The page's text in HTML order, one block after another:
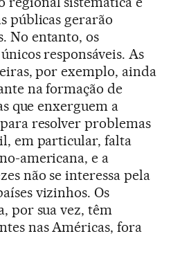
públicas gerarão
No entanto, os
responsáveis. As
por exemplo, ainda
na formação de
que enxerguem a
resolver problemas
em particular, falta
americana, e a
não se interessa pela
vizinhos. Os
por sua vez, têm
nas Américas, fora